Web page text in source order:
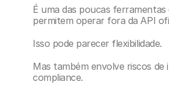
É uma das poucas ferramentas
permitem operar fora da API
Isso pode parecer flexibilidade.
Mas também envolve riscos de
compliance.